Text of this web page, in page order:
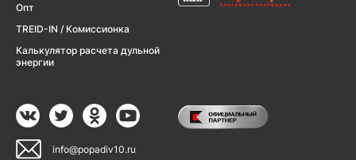
Опт
TREID-IN / Комиссионка
Калькулятор расчета дульной
энергии
info@popadiv10.ru